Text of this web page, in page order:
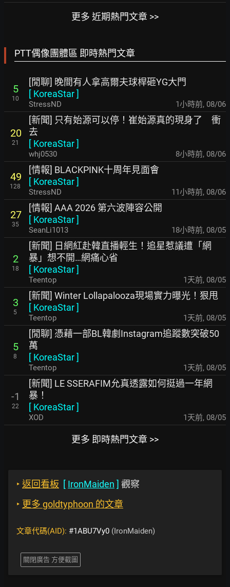
更多 近期熱門文章 >>
PTT偶像團體區 即時熱門文章
5
10
[閒聊] 晚間有人拿高爾夫球桿砸YG大門
[ KoreaStar]
StressND 1小時前, 08/06
20
21
[新聞] 只有始源可以停！崔始源真的現身了 衝
去
[ KoreaStar]
whj0530 8小時前, 08/06
49
128
[情報] BLACKPINK十周年見面會
[ KoreaStar]
StressND 11小時前, 08/06
27
35
[情報] AAA 2026 第六波陣容公開
[ KoreaStar]
SeanLi1013 18小時前, 08/05
2
18
[新聞] 日網紅赴韓直播輕生！追星惹議遭「網
暴」想不開…網痛心省
[ KoreaStar]
Teentop 1天前, 08/05
3
5
[新聞] Winter Lollapalooza現場實力曝光！狠甩
[ KoreaStar]
Teentop 1天前, 08/05
5
8
[閒聊] 憑藉一部BL韓劇Instagram追蹤數突破50
萬
[ KoreaStar]
Teentop 1天前, 08/05
-1
22
[新聞] LE SSERAFIM允真透露如何挺過一年網
暴！
[ KoreaStar]
XOD 1天前, 08/05
更多 即時熱門文章 >>
‣ 返回看板 [ IronMaiden ] 觀察
‣ 更多 goldtyphoon 的文章
文章代碼(AID): #1ABU7Vy0 (IronMaiden)
關閉廣告 方便截圖